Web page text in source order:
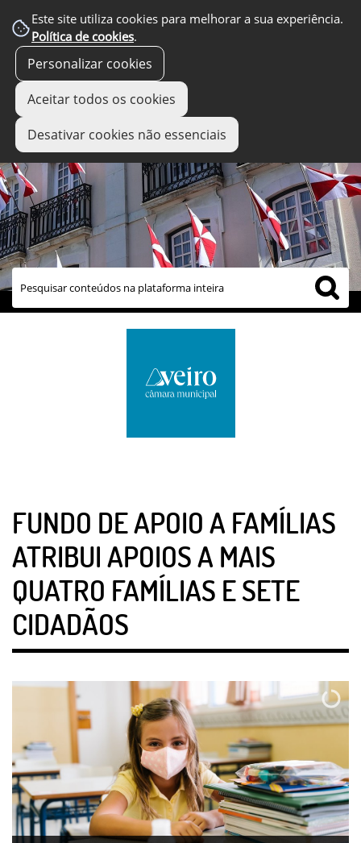
Este site utiliza cookies para melhorar a sua experiência.
Política de cookies.
Personalizar cookies
Aceitar todos os cookies
Desativar cookies não essenciais
links úteis
FUNDO DE APOIO A FAMÍLIAS
ATRIBUI APOIOS A MAIS
QUATRO FAMÍLIAS E SETE
CIDADÃOS